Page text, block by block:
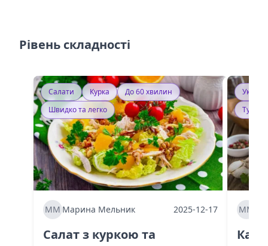
Рівень складності
Салати Курка
До 60 хвилин
Швидко та легко
ММ Марина Мельник 2025-12-17
Салат з куркою та
ММ